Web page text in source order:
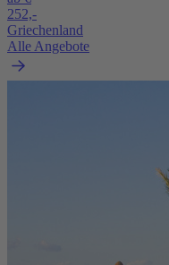
252,-
Griechenland
Alle Angebote